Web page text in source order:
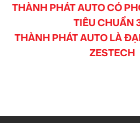
THÀNH PHÁT AUTO CÓ
TIÊU CHUẨN
THÀNH PHÁT AUTO LÀ
ZESTECH